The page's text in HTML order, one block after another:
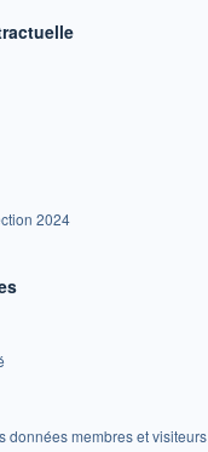
2024
données membres et visiteurs